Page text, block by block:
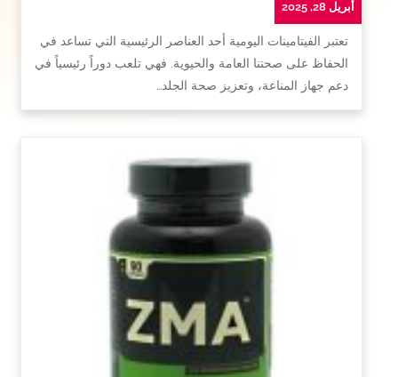
أبريل 28, 2025
تعتبر الفيتامينات اليومية أحد العناصر الرئيسية التي تساعد في
الحفاظ على صحتنا العامة والحيوية. فهي تلعب دوراً رئيسياً في
دعم جهاز المناعة، وتعزيز صحة الجلد…